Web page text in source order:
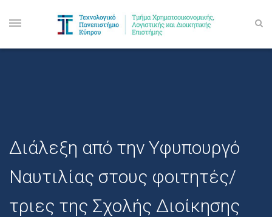
Διάλεξη από την Υφυπουργό
Ναυτιλίας στους φοιτητές/
τριες της Σχολής Διοίκησης